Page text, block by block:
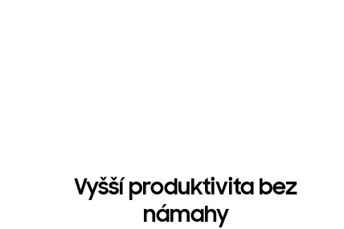
Vyšší produktivita bez
námahy